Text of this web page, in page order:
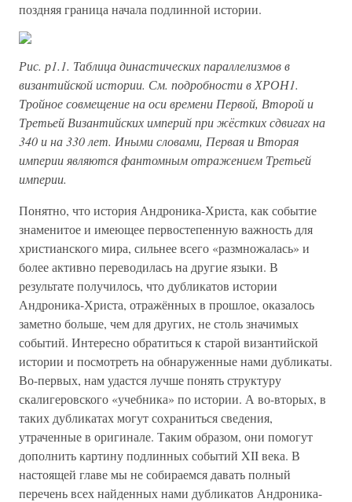
поздняя граница начала подлинной истории.
Рис. р1.1. Таблица династических параллелизмов в
византийской истории. См. подробности в ХРОН1.
Тройное совмещение на оси времени Первой, Второй и
Третьей Византийских империй при жёстких сдвигах на
340 и на 330 лет. Иными словами, Первая и Вторая
империи являются фантомным отражением Третьей
империи.
Понятно, что история Андроника-Христа, как событие
знаменитое и имеющее первостепенную важность для
христианского мира, сильнее всего «размножалась» и
более активно переводилась на другие языки. В
результате получилось, что дубликатов истории
Андроника-Христа, отражённых в прошлое, оказалось
заметно больше, чем для других, не столь значимых
событий. Интересно обратиться к старой византийской
истории и посмотреть на обнаруженные нами дубликаты.
Во-первых, нам удастся лучше понять структуру
скалигеровского «учебника» по истории. А во-вторых, в
таких дубликатах могут сохраниться сведения,
утраченные в оригинале. Таким образом, они помогут
дополнить картину подлинных событий XII века. В
настоящей главе мы не собираемся давать полный
перечень всех найденных нами дубликатов Андроника-